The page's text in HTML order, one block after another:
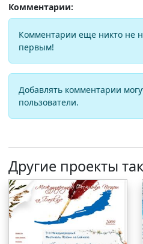
Комментарии:
Комментарии еще никто не
первым!
Добавлять комментарии
пользователи.
Другие проекты